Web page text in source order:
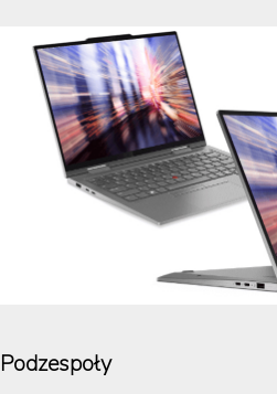
Podzespoły